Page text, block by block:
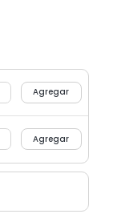
Agregar
Agregar